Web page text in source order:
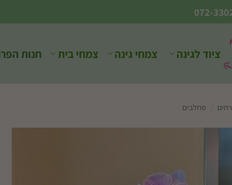
072-
ציוד לגינה צמחי גינה צמחי בית חנות
סחלבים